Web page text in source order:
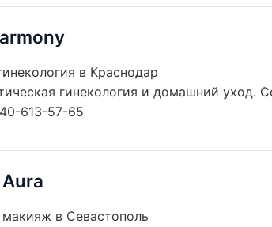
в Краснодар
гинекология и домашний уход.
613-57-65
в Севастополь